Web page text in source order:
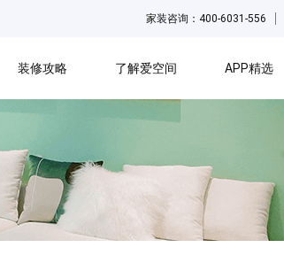
家装咨询：400-6031-556
装修攻略 了解爱空间 APP精选